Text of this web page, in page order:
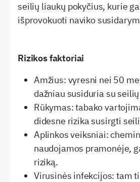
seilių liaukų pokyčius, kurie
išprovokuoti naviko
Rizikos faktoriai
Amžius: vyresni nei 50
dažniau susiduria su
Rūkymas: tabako
didesne rizika susirgti
Aplinkos veiksniai:
naudojamos pramonėje,
riziką.
Virusinės infekcijos: tam